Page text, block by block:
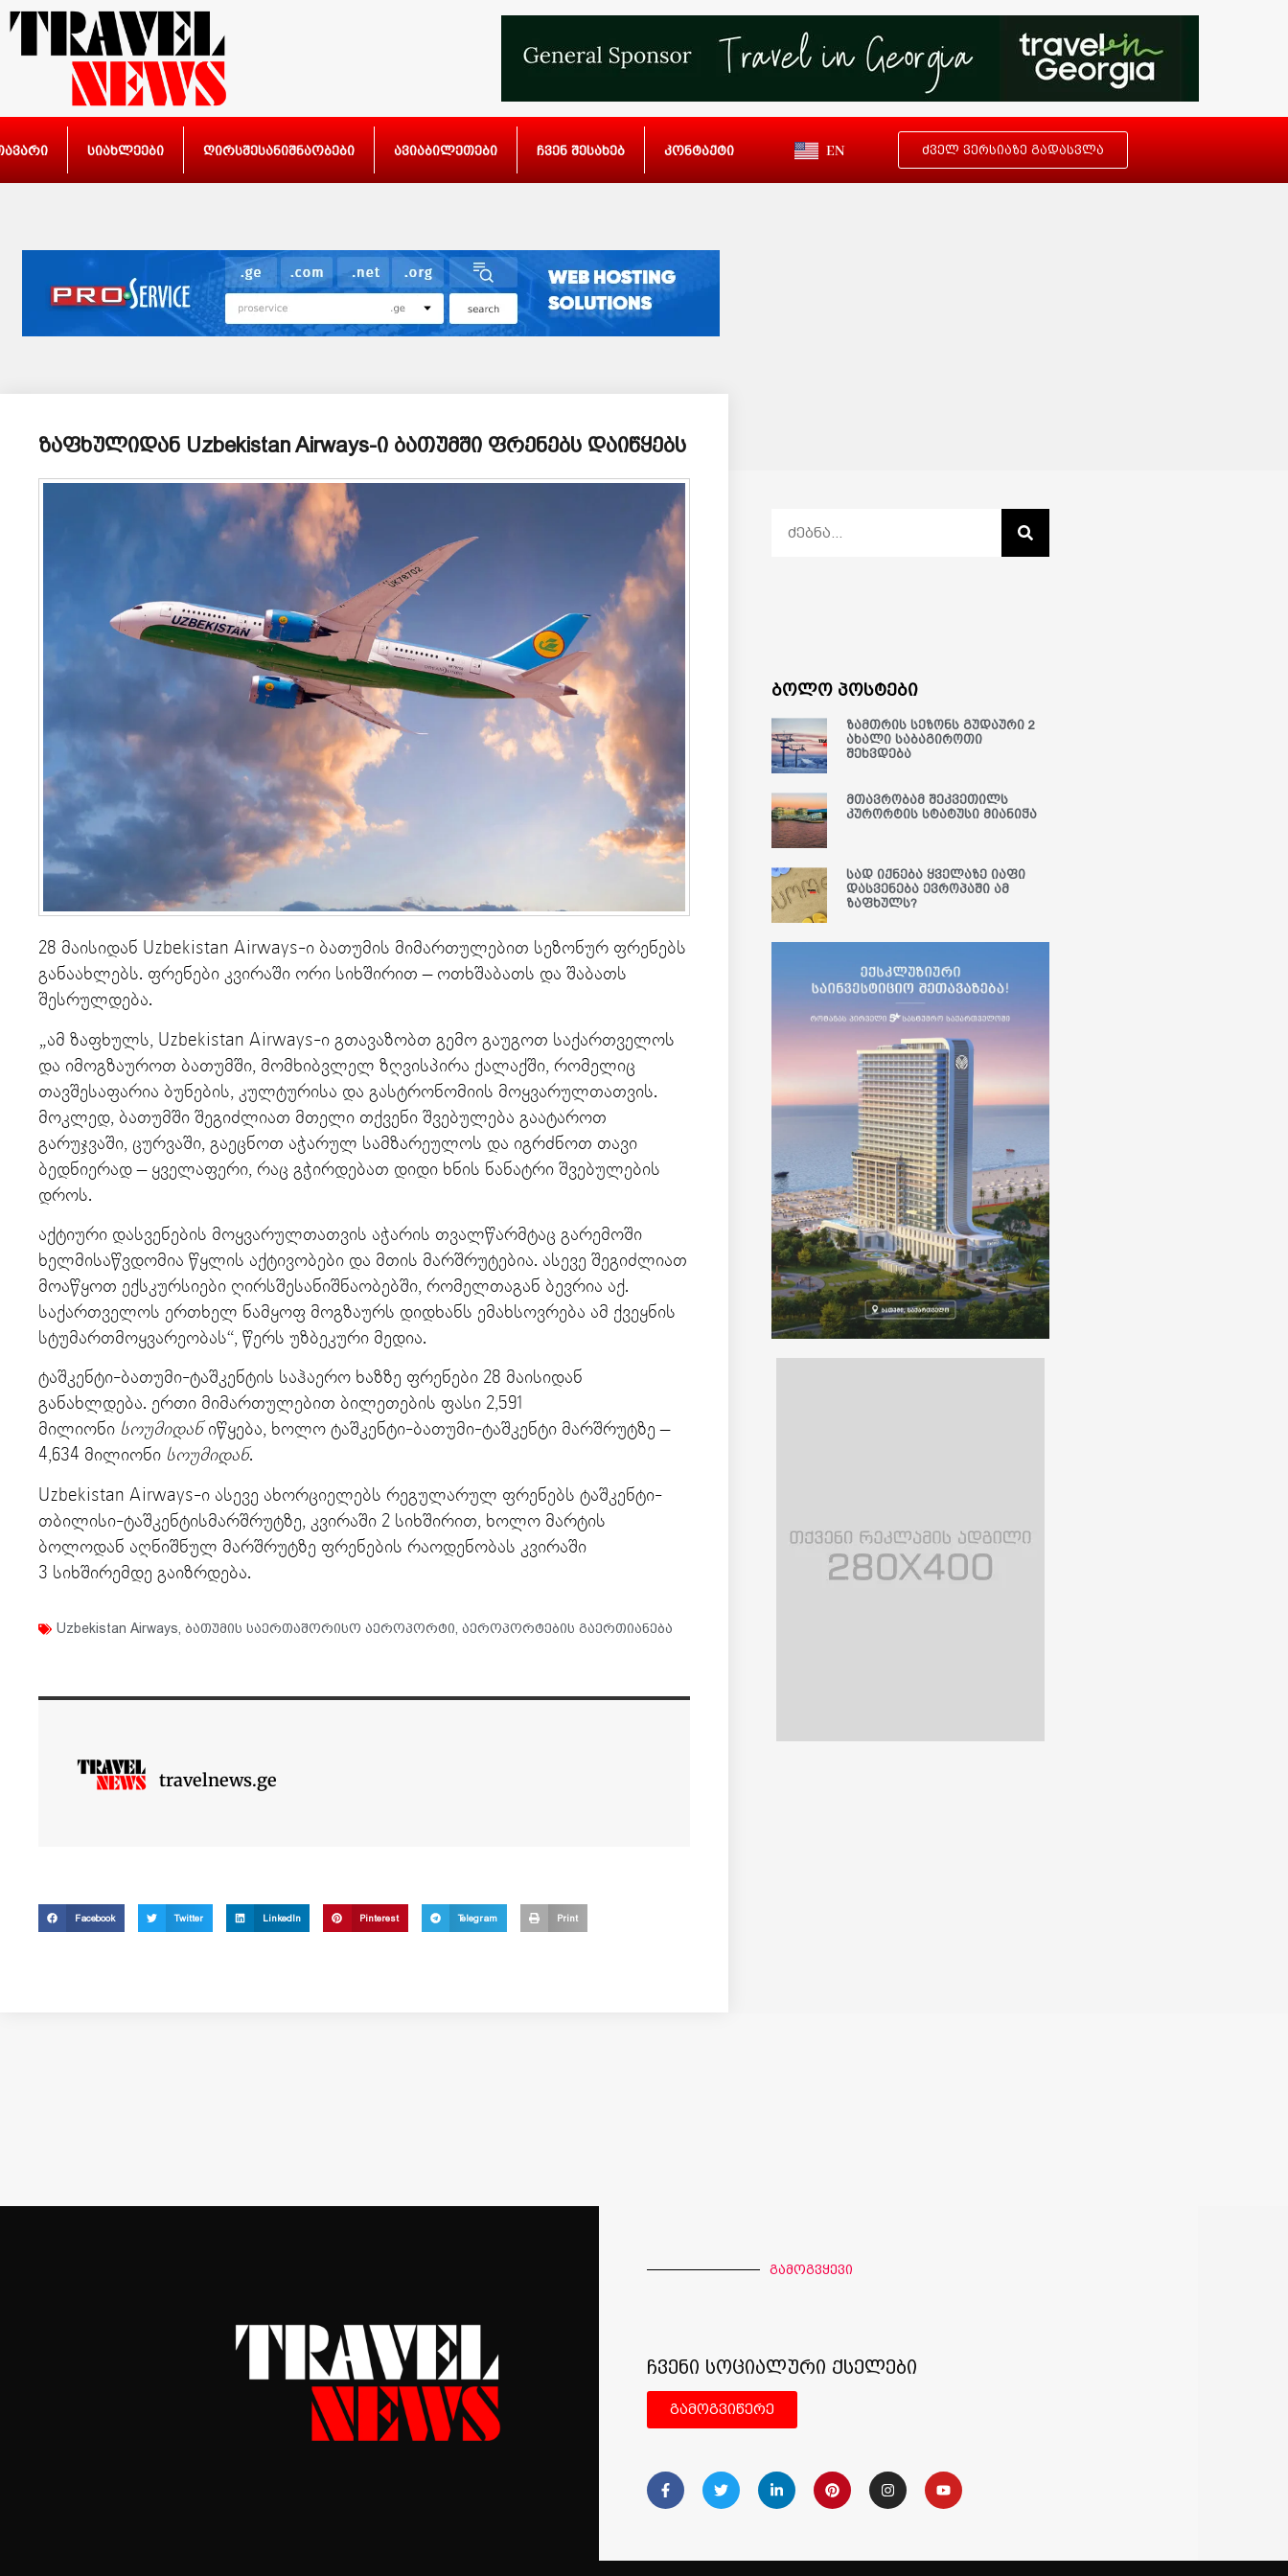
სიახლეები ღირსშესანიშნაობები ავიაბილეთები ჩვენ შესახებ კონტაქტი EN ძველ ვერსიაზე გადასვლა
ზაფხულიდან Uzbekistan Airways-ი ბათუმში ფრენებს დაიწყებს
28 მაისიდან Uzbekistan Airways-ი ​ბათუმის მიმართულებით სეზონურ ფრენებს
განაახლებს. ფრენები კვირაში ორი სიხშირით – ოთხშაბათს და შაბათს
შესრულდება.
„ამ ზაფხულს, Uzbekistan Airways-ი გთავაზობთ გემო გაუგოთ საქართველოს
და იმოგზაუროთ ბათუმში, მომხიბვლელ ზღვისპირა ქალაქში, რომელიც
თავშესაფარია ბუნების, კულტურისა და გასტრონომიის მოყვარულთათვის.
მოკლედ, ბათუმში შეგიძლიათ მთელი თქვენი შვებულება გაატაროთ
გარუჯვაში, ცურვაში, გაეცნოთ აჭარულ სამზარეულოს და იგრძნოთ თავი
ბედნიერად – ყველაფერი, რაც გჭირდებათ დიდი ხნის ნანატრი შვებულების
დროს.
აქტიური დასვენების მოყვარულთათვის აჭარის თვალწარმტაც გარემოში
ხელმისაწვდომია წყლის აქტივობები და მთის მარშრუტებია. ასევე შეგიძლიათ
მოაწყოთ ექსკურსიები ღირსშესანიშნაობებში, რომელთაგან ბევრია აქ.
საქართველოს ერთხელ ნამყოფ მოგზაურს დიდხანს ემახსოვრება ამ ქვეყნის
სტუმართმოყვარეობას“, წერს უზბეკური მედია.
ტაშკენტი-ბათუმი-ტაშკენტის საჰაერო ხაზზე ფრენები 28 მაისიდან
განახლდება. ერთი მიმართულებით ბილეთების ფასი 2,591
მილიონი სოუმიდან იწყება, ხოლო ტაშკენტი-ბათუმი-ტაშკენტი მარშრუტზე –
4,634 მილიონი სოუმიდან.
Uzbekistan Airways-ი ასევე ახორციელებს რეგულარულ ფრენებს ტაშკენტი-
თბილისი-ტაშკენტისმარშრუტზე, კვირაში 2 სიხშირით, ხოლო მარტის
ბოლოდან აღნიშნულ მარშრუტზე ფრენების რაოდენობას კვირაში
3 სიხშირემდე გაიზრდება.
Uzbekistan Airways ბათუმის საერთაშორისო აეროპორტი აეროპორტების გაერთიანება
travelnews.ge
Facebook Twitter LinkedIn Pinterest Telegram Print
ბოლო პოსტები
ზამთრის სეზონს გუდაური 2
ახალი საბაგიროთი
შეხვდება
მთავრობამ შეკვეთილს
კურორტის სტატუსი მიანიჭა
სად იქნება ყველაზე იაფი
დასვენება ევროპაში ამ
ზაფხულს?
გამოგვყევი
ჩვენი სოციალური ქსელები
გამოგვიწერე